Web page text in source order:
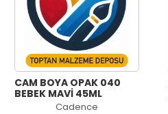
CAM BOYA OPAK 040
BEBEK MAVİ 45ML
Cadence